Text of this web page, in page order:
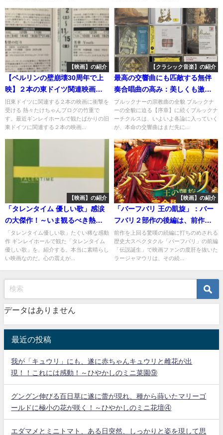
【映画】の紹介
【ベルリンの壁崩壊30周年で上
映】２本の東ドイツ関連映画が
凄すぎる！
旧東ドイツに関連する２本の映画に衝撃を
受ける 熱々たけちゃんブログの竹重で
す。最近ギンレイホールで観たばかりの旧
東ドイツに関連する２本の映画...
【クラシック音楽】の紹介
最高の交響曲にも匹敵する無伴
奏合唱曲の高み：美しくも激烈
な驚くべき音楽に圧倒される〜
ブルックナー・チクルス②
ブルックナーの宗教曲の全貌 ブルックナ
ーの全貌に迫る【序章】に続くブルックナ
ーチクルスは、いよいよ各論に入っていく
が、本命の交響曲はまだ先に...
【映画】の紹介
「タレンタイム 優しい歌」感涙
の大傑作！～いま観るべき熱々
映画
「タレンタイム優しい歌」たぐい稀な感動
作 ギンレイホールで観た「タレンタイム
優しい歌」を、紹介する。本当に素晴らし
い映画なのだ。心の震えが...
【映画】の紹介
「バーフバリ 王の凱旋」：バー
フバリ２部作の後編は、前作以
上の血沸き胸躍る破天荒巨編！
～いま観るべき熱々映画
前作を上回る驚嘆の続編に打ちのめされる
歴史大スペクタクル「バーフバリ」の前編
「伝説誕生」で映画ファンの度肝を抜いた
ラージャマウリは、その続...
データはありません
最近の投稿
我が「キュウリ」にも、遂に赤ちゃんキュウリと雌花が出
現！！これには感動！～ひやかしのミニ菜園⑨
グングン伸びる百日草に遂に蕾が現れ、種から蒔いたマリーゴ
ールドに極小の花が咲く！～ひやかしのミニ花壇④
エダマメとミニトマト、ある日突然、しっかりと姿を現して思